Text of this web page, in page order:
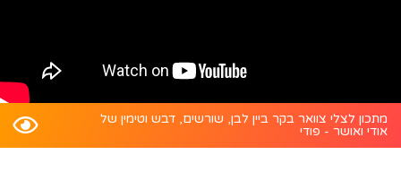
מתכון לצלי צוואר בקר ביין לבן, שורשים, דבש וטימין של
אודי ואושר - פודי